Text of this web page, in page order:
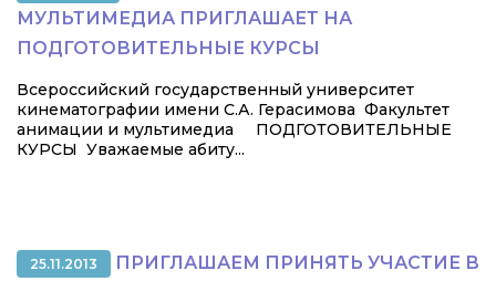
МУЛЬТИМЕДИА ПРИГЛАШАЕТ НА
ПОДГОТОВИТЕЛЬНЫЕ КУРСЫ
Всероссийский государственный университет
кинематографии имени С.А. Герасимова Факультет
анимации и мультимедиа ПОДГОТОВИТЕЛЬНЫЕ
КУРСЫ Уважаемые абиту...
25.11.2013
ПРИГЛАШАЕМ ПРИНЯТЬ УЧАСТИЕ В